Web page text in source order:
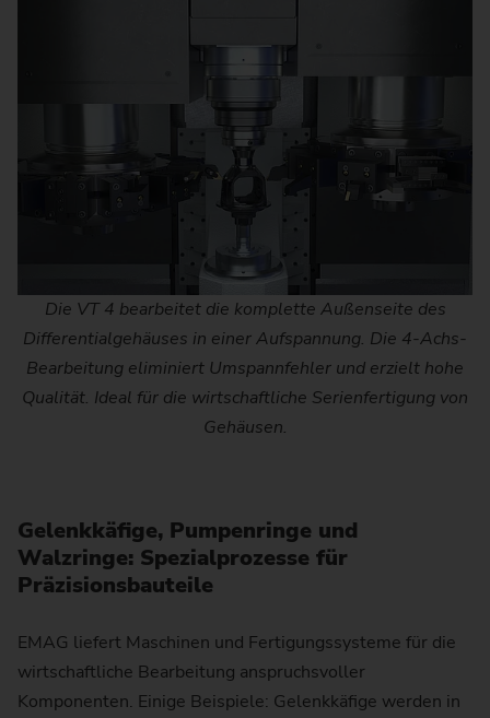
Die VT 4 bearbeitet die komplette Außenseite des
Differentialgehäuses in einer Aufspannung. Die 4-Achs-
Bearbeitung eliminiert Umspannfehler und erzielt hohe
Qualität. Ideal für die wirtschaftliche Serienfertigung von
Gehäusen.
Gelenkkäfige, Pumpenringe und
Walzringe: Spezialprozesse für
Präzisionsbauteile
EMAG liefert Maschinen und Fertigungssysteme für die
wirtschaftliche Bearbeitung anspruchsvoller
Komponenten. Einige Beispiele: Gelenkkäfige werden in